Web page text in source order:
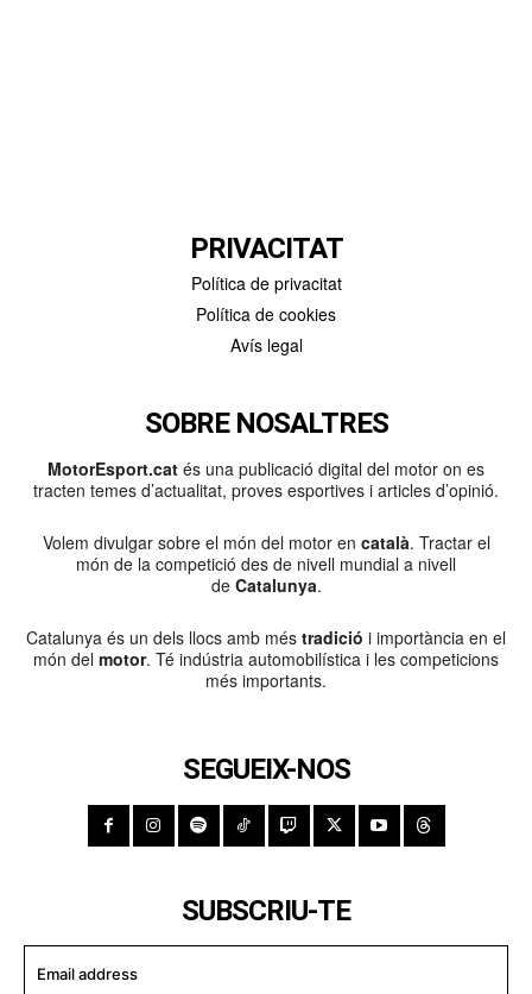
PRIVACITAT
Política de privacitat
Política de cookies
Avís legal
SOBRE NOSALTRES
MotorEsport.cat és una publicació digital del motor on es
tracten temes d’actualitat, proves esportives i articles d’opinió.
Volem divulgar sobre el món del motor en català. Tractar el
món de la competició des de nivell mundial a nivell
de Catalunya.
Catalunya és un dels llocs amb més tradició i importància en el
món del motor. Té indústria automobilística i les competicions
més importants.
SEGUEIX-NOS
SUBSCRIU-TE